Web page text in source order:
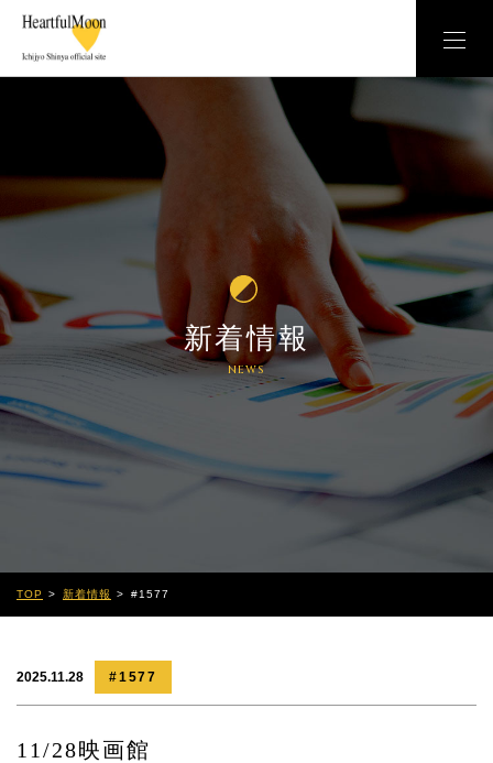
新着情報
NEWS
TOP 新着情報 #1577
2025.11.28 #1577
11/28映画館